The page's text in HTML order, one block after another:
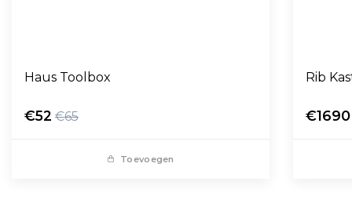
Haus Toolbox
€52 €65
Toevoegen
Rib
€1690